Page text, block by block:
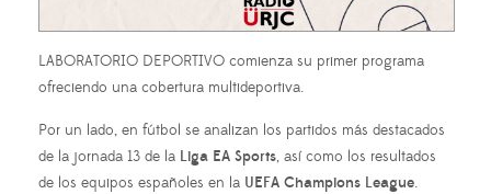
LABORATORIO DEPORTIVO comienza su primer programa
ofreciendo una cobertura multideportiva.
Por un lado, en fútbol se analizan los partidos más destacados
de la jornada 13 de la Liga EA Sports, así como los resultados
de los equipos españoles en la UEFA Champions League.